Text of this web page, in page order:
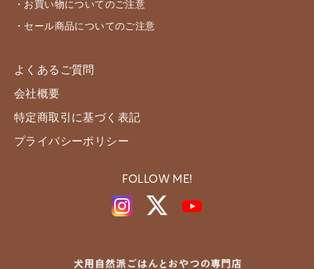
・お買い物についてのご注意
・セール商品についてのご注意
よくあるご質問
会社概要
特定商取引に基づく表記
プライバシーポリシー
FOLLOW ME!